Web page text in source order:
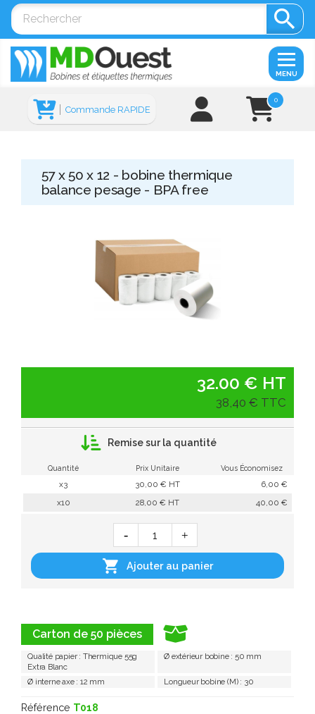

0
Commande RAPIDE
MENU
57 x 50 x 12 - bobine thermique
balance pesage - BPA free
Carton de 50 pièces
Qualité papier : Thermique 55g
Extra Blanc
Ø extérieur bobine : 50 mm
Ø interne axe : 12 mm Longueur bobine (M) : 30
Référence T018
32.00 € HT
38,40 € TTC
Remise sur la quantité
Quantité Prix Unitaire Vous Économisez
x3 30,00 € HT
6,00 €
x10
28,00 € HT 40,00 €
 Ajouter au panier